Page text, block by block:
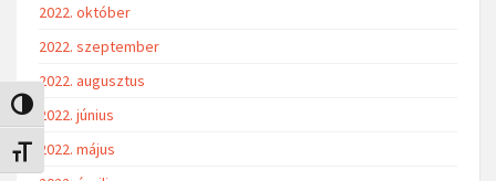
Nagy kontraszt váltása
Betűméret váltása
2022. október
2022. szeptember
2022. augusztus
2022. június
2022. május